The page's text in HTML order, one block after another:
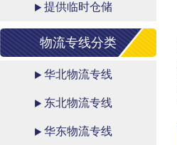
提供临时仓储
物流专线分类
华北物流专线
东北物流专线
华东物流专线